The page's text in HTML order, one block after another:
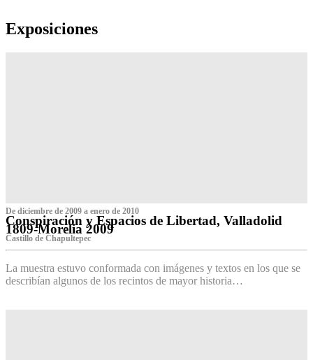
Exposiciones
De diciembre de 2009 a enero de 2010
Conspiración y Espacios de Libertad, Valladolid
1809-Morelia 2009
Castillo de Chapultepec
La muestra estuvo conformada con imágenes y textos en los que se
describían algunos de los recintos de mayor historia…